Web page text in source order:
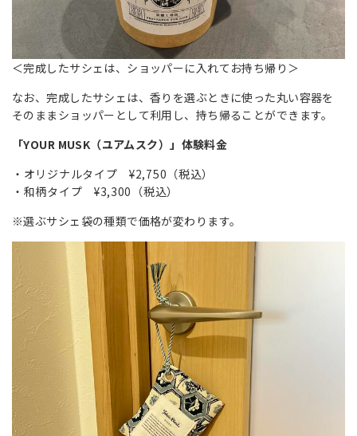
＜完成したサシェは、ショッパーに入れてお持ち帰り＞
なお、完成したサシェは、香りを選ぶときに使った丸い容器を
そのままショッパーとして利用し、持ち帰ることができます。
「YOUR MUSK（ユアムスク）」体験料金
オリジナルタイプ ¥2,750（税込）
和柄タイプ ¥3,300（税込）
※選ぶサシェ袋の種類で価格が変わります。